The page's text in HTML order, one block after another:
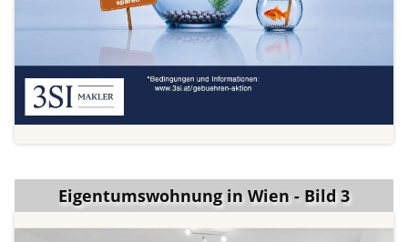
Eigentumswohnung in Wien - Bild 3